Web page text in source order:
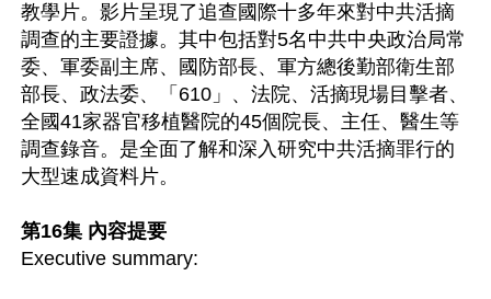
教學片。影片呈現了追查國際十多年來對中共活摘
調查的主要證據。其中包括對5名中共中央政治局常
委、軍委副主席、國防部長、軍方總後勤部衛生部
部長、政法委、「610」、法院、活摘現場目擊者、
全國41家器官移植醫院的45個院長、主任、醫生等
調查錄音。是全面了解和深入研究中共活摘罪行的
大型速成資料片。
第16集 內容提要
Executive summary: